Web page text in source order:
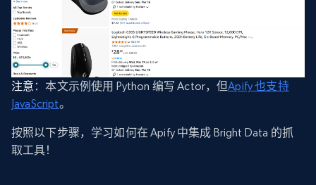
注意 ：本文示例使用 Python 编写 Actor，但Apify 也支持
JavaScript。
按照以下步骤，学习如何在 Apify 中集成 Bright Data 的抓
取工具！